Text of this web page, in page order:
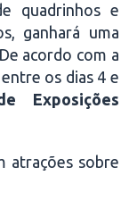
quadrinhos e
ganhará uma
acordo com a
os dias 4 e
Exposições
atrações sobre